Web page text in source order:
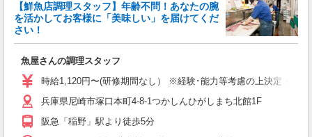
【鮮魚店調理スタッフ】年齢不問！あなたの腕
を活かしてお客様に「美味しい」を届けてくだ
さい！
魚屋さんの調理スタッフ
時給1,120円〜(研修期間なし） ※経験･能力等考慮の上決定 ☆昇
兵庫県尼崎市塚口本町4-8-1つかしんひがしまち北館1F
阪急「稲野」駅より徒歩5分